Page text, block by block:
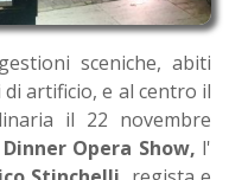
sceniche, abiti
artificio, e al centro il
il 22 novembre
Dinner Opera Show, l'